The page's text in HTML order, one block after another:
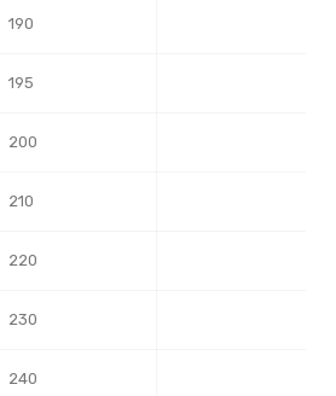
190
195
200
210
220
230
240